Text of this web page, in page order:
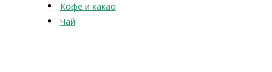
Кофе и какао
Чай